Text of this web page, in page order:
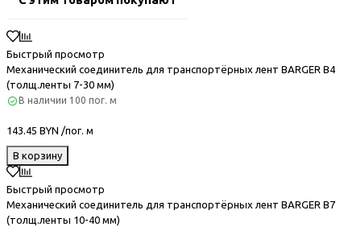
Быстрый просмотр
Механический соединитель для транспортёрных лент BARGER B4
(толщ.ленты 7-30 мм)
В наличии 100 пог. м
143.45 BYN /пог. м
В корзину
Быстрый просмотр
Механический соединитель для транспортёрных лент BARGER B7
(толщ.ленты 10-40 мм)